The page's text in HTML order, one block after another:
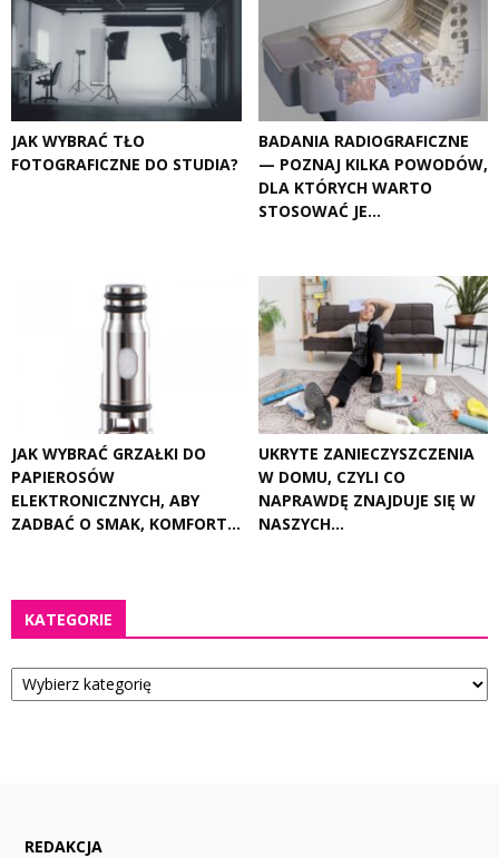
JAK WYBRAĆ TŁO
FOTOGRAFICZNE DO STUDIA?
BADANIA RADIOGRAFICZNE
— POZNAJ KILKA POWODÓW,
DLA KTÓRYCH WARTO
STOSOWAĆ JE...
JAK WYBRAĆ GRZAŁKI DO
PAPIEROSÓW
ELEKTRONICZNYCH, ABY
ZADBAĆ O SMAK, KOMFORT...
UKRYTE ZANIECZYSZCZENIA
W DOMU, CZYLI CO
NAPRAWDĘ ZNAJDUJE SIĘ W
NASZYCH...
KATEGORIE
Kategorie
REDAKCJA